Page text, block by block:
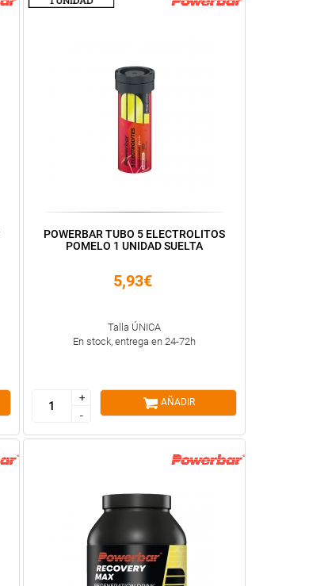
POWERBAR TUBO 5 ELECTROLITOS
POMELO 1 UNIDAD SUELTA
5,93€
Talla ÚNICA
En stock, entrega en 24-72h
+
-
+
-
AÑADIR